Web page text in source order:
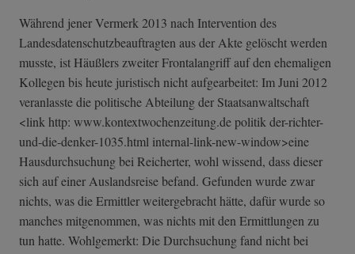
Während jener Vermerk 2013 nach Intervention des
Landesdatenschutzbeauftragten aus der Akte gelöscht werden
musste, ist Häußlers zweiter Frontalangriff auf den ehemaligen
Kollegen bis heute juristisch nicht aufgearbeitet: Im Juni 2012
veranlasste die politische Abteilung der Staatsanwaltschaft
<link http: www.kontextwochenzeitung.de politik der-richter-
und­-die-denker-103­5.html internal-link-new-window>eine
Hausdurchsuchung bei Reicherter, wohl wissend, dass dieser
sich auf einer Auslandsreise befand. Gefunden wurde zwar
nichts, was die Ermittler weitergebracht hätte, dafür wurde so
manches mitgenommen, was nichts mit den Ermittlungen zu
tun hatte. Wohlgemerkt: Die Durchsuchung fand nicht bei